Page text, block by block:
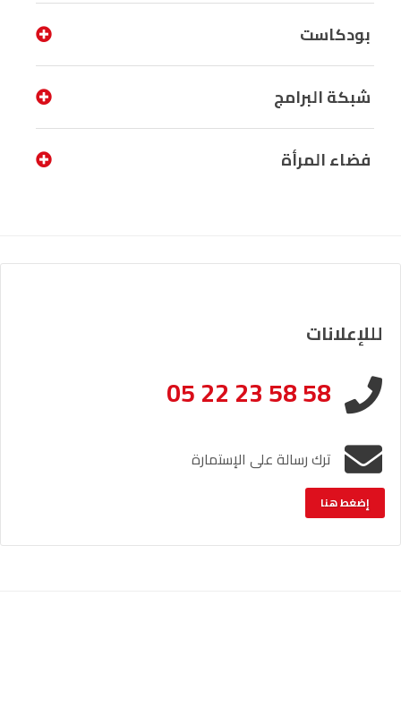
بودكاست
شبكة البرامج
فضاء المرأة
لللإعلانات
05 22 23 58 58
ترك رسالة على الإستمارة
إضغط هنا